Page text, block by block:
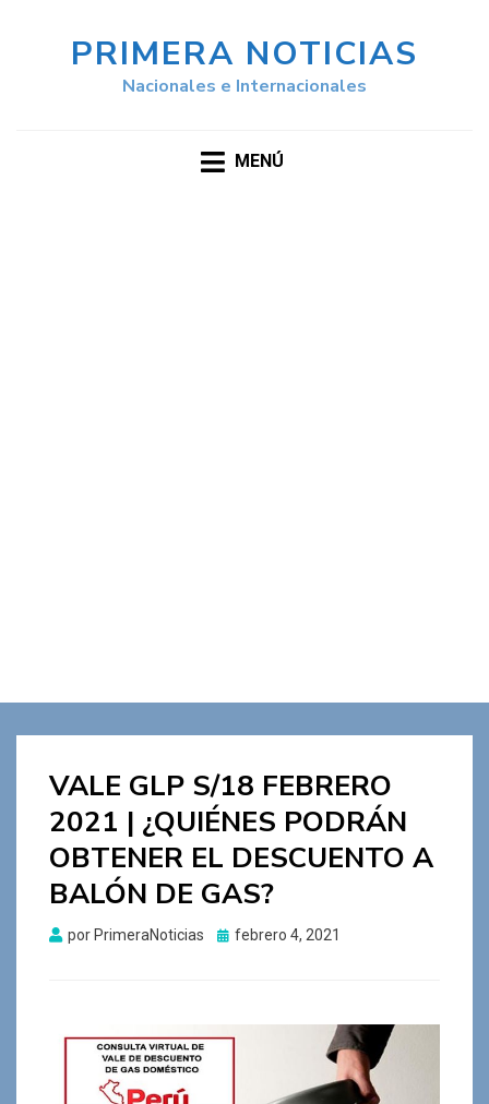
PRIMERA NOTICIAS
Nacionales e Internacionales
MENÚ
VALE GLP S/18 FEBRERO
2021 | ¿QUIÉNES PODRÁN
OBTENER EL DESCUENTO A
BALÓN DE GAS?
por PrimeraNoticias
Publicado
febrero 4, 2021